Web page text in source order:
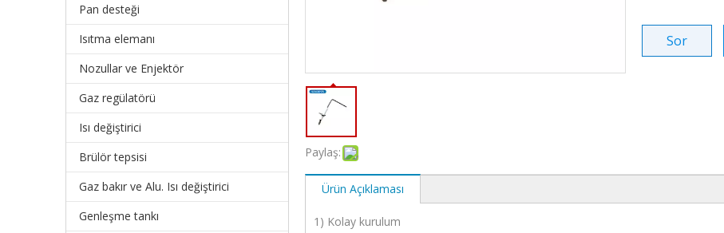
Pan desteği
Isıtma elemanı
Nozullar ve Enjektör
Gaz regülatörü
Isı değiştirici
Brülör tepsisi
Gaz bakır ve Alu. Isı değiştirici
Genleşme tankı
Paylaş:
Sor
Ürün Açıklaması
1) Kolay kurulum